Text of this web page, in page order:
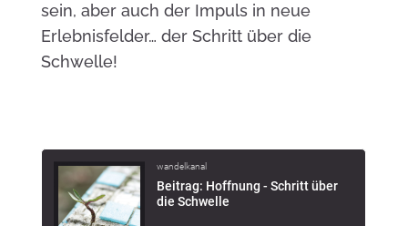
sein, aber auch der Impuls in neue
Erlebnisfelder… der Schritt über die
Schwelle!